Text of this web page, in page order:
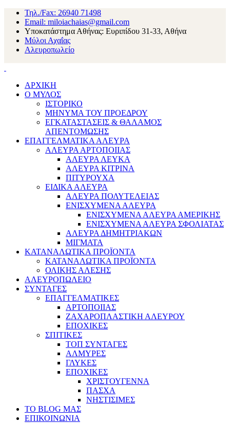
Τηλ./Fax: 26940 71498
Email: miloiachaias@gmail.com
Υποκατάστημα Αθήνας: Ευριπίδου 31-33, Αθήνα
Μύλοι Αχαΐας
Αλευροπωλείο
ΑΡΧΙΚΗ
Ο ΜΥΛΟΣ
ΙΣΤΟΡΙΚΟ
ΜΗΝΥΜΑ ΤΟΥ ΠΡΟΕΔΡΟΥ
ΕΓΚΑΤΑΣΤΑΣΕΙΣ & ΘΑΛΑΜΟΣ
ΑΠΕΝΤΟΜΩΣΗΣ
ΕΠΑΓΓΕΛΜΑΤΙΚΑ ΑΛΕΥΡΑ
ΑΛΕΥΡΑ ΑΡΤΟΠΟΙΙΑΣ
ΑΛΕΥΡΑ ΛΕΥΚΑ
ΑΛΕΥΡΑ ΚΙΤΡΙΝΑ
ΠΙΤΥΡΟΥΧΑ
ΕΙΔΙΚΑ ΑΛΕΥΡΑ
ΑΛΕΥΡΑ ΠΟΛΥΤΕΛΕΙΑΣ
ΕΝΙΣΧΥΜΕΝΑ ΑΛΕΥΡΑ
ΕΝΙΣΧΥΜΕΝΑ ΑΛΕΥΡΑ ΑΜΕΡΙΚΗΣ
ΕΝΙΣΧΥΜΕΝΑ ΑΛΕΥΡΑ ΣΦΟΛΙΑΤΑΣ
ΑΛΕΥΡΑ ΔΗΜΗΤΡΙΑΚΩΝ
ΜΙΓΜΑΤΑ
ΚΑΤΑΝΑΛΩΤΙΚΑ ΠΡΟΪΟΝΤΑ
ΚΑΤΑΝΑΛΩΤΙΚΑ ΠΡΟΪΟΝΤΑ
ΟΛΙΚΗΣ ΑΛΕΣΗΣ
ΑΛΕΥΡΟΠΩΛΕΙΟ
ΣΥΝΤΑΓΕΣ
ΕΠΑΓΓΕΛΜΑΤΙΚΕΣ
ΑΡΤΟΠΟΙΙΑΣ
ΖΑΧΑΡΟΠΛΑΣΤΙΚΗ ΑΛΕΥΡΟΥ
ΕΠΟΧΙΚΕΣ
ΣΠΙΤΙΚΕΣ
ΤΟΠ ΣΥΝΤΑΓΕΣ
ΑΛΜΥΡΕΣ
ΓΛΥΚΕΣ
ΕΠΟΧΙΚΕΣ
ΧΡΙΣΤΟΥΓΕΝΝΑ
ΠΑΣΧΑ
ΝΗΣΤΙΣΙΜΕΣ
ΤΟ BLOG ΜΑΣ
ΕΠΙΚΟΙΝΩΝΙΑ